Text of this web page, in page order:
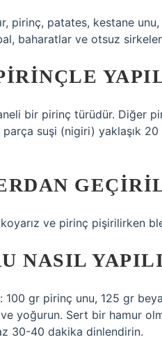
pirinç, patates, kestane
baharatlar ve otsuz
bir pirinç türüdür. Diğer
suşi (nigiri) yaklaşık
ve pirinç pişirilirken
NASIL
gr pirinç unu, 125 gr
yoğurun. Sert bir hamur
30-40 dakika dinlendirin.